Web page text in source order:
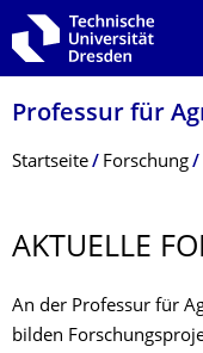
Zur Hauptnavigation
Zur Suche springen
Zum Inhalt springen
Professur für
Breadcrumb-Menü
Startseite Forschung
AKTUELLE
An der Professur für
bilden